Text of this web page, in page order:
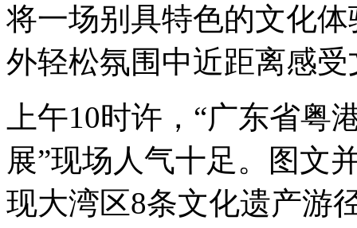
将一场别具特色的文化
外轻松氛围中近距离感
上午10时许，“广东省
展”现场人气十足。图文
现大湾区8条文化遗产游